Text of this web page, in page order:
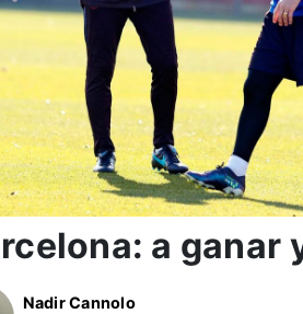
a ganar
Nadir Cannolo